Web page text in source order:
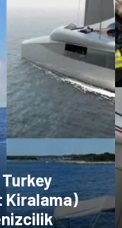
Alüminyum
Kiralama)